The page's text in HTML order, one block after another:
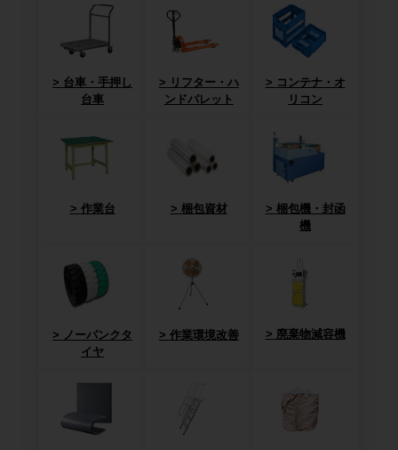
台車・手押し
台車
リフター・ハ
ンドパレット
コンテナ・オ
リコン
作業台 梱包資材
梱包機・封函
機
ノーパンクタ
イヤ
作業環境改善 廃棄物減容機